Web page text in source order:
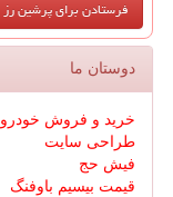
دوستان ما
خرید و فروش خودرو
طراحی سایت
فیش حج
قیمت بیسیم باوفنگ